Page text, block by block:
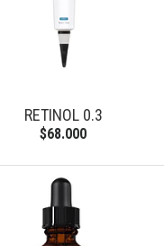
RETINOL 0.3
$68.000